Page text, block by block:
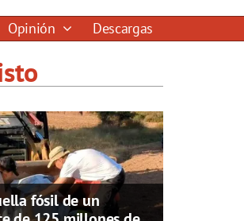
Opinión Descargas
fósil de un